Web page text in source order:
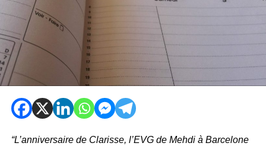
“L’anniversaire de Clarisse, l’EVG de Mehdi à Barcelone